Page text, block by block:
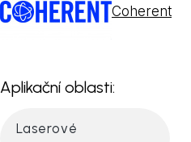
Coherent
Aplikační oblasti:
Laserové